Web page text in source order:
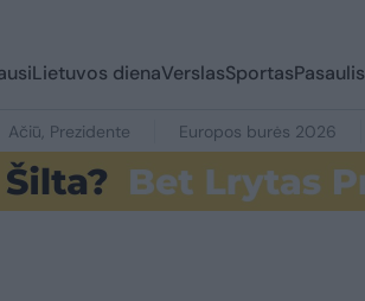
Lietuvos dienaVerslasSportasPasaulis
Ačiū, Prezidente Europos burės 2026